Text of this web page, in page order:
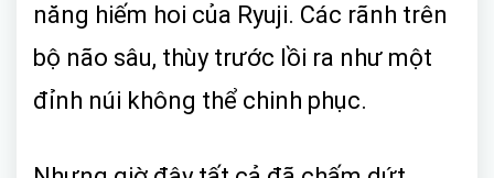
năng hiếm hoi của Ryuji. Các rãnh trên
bộ não sâu, thùy trước lồi ra như một
đỉnh núi không thể chinh phục.